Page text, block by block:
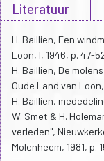
Literatuur
H. Baillien, Een
Loon, I, 1946, p. 47-
H. Baillien, De
Oude Land van
H. Baillien,
W. Smet & H.
verleden",
Molenheem, 1981, p.